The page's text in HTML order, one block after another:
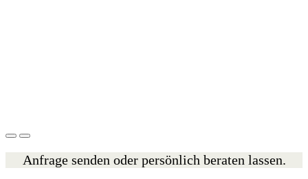
Anfrage senden oder persönlich beraten lassen.